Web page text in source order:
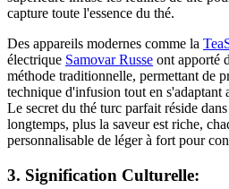
capture toute l'essence du thé.
Des appareils modernes comme la
électrique Samovar Russe ont apporté
méthode traditionnelle, permettant de
technique d'infusion tout en s'adaptant
Le secret du thé turc parfait réside
longtemps, plus la saveur est riche,
personnalisable de léger à fort pour
3. Signification Culturelle: